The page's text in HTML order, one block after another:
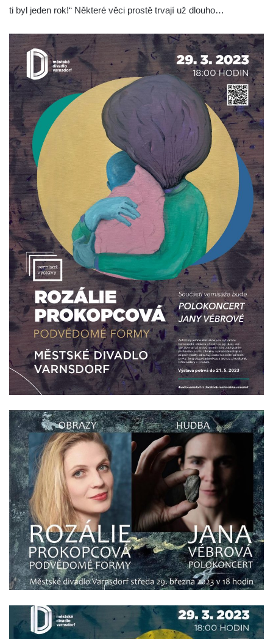
ti byl jeden rok!“ Některé věci prostě trvají už dlouho…